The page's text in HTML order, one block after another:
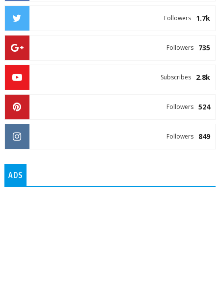
1.7k
Followers
735
Followers
2.8k
Subscribes
524
Followers
849
Followers
ADS